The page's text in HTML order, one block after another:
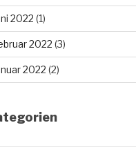
2022 (1)
2022 (3)
2022 (2)